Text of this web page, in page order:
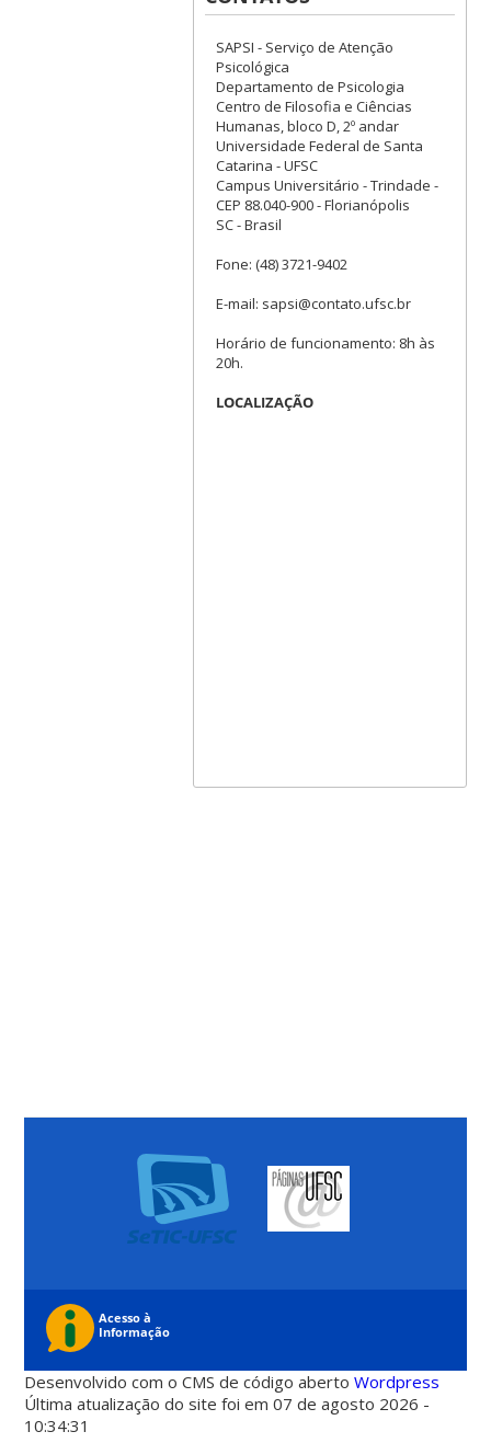
SAPSI - Serviço de Atenção
Psicológica
Departamento de Psicologia
Centro de Filosofia e Ciências
Humanas, bloco D, 2º andar
Universidade Federal de Santa
Catarina - UFSC
Campus Universitário - Trindade -
CEP 88.040-900 - Florianópolis
SC - Brasil
Fone: (48) 3721-9402
E-mail: sapsi@contato.ufsc.br
Horário de funcionamento: 8h às
20h.
LOCALIZAÇÃO
Desenvolvido com o CMS de código abertoWordpress
Última atualização do site foi em 07 de agosto 2026 -
10:34:31